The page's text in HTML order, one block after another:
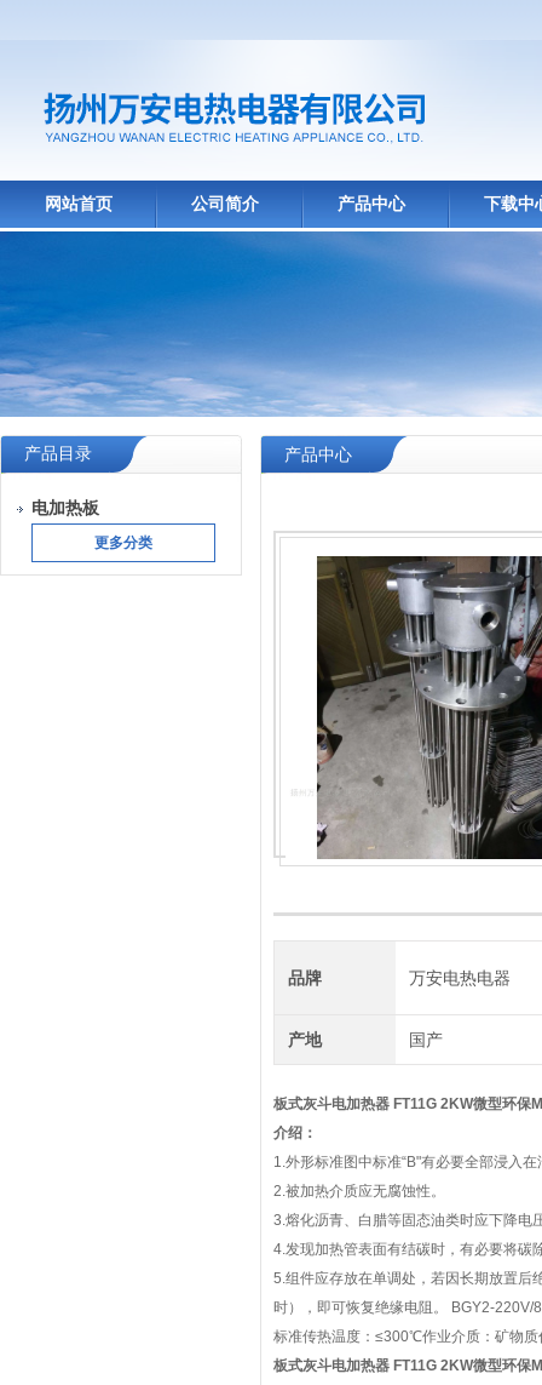
网站首页 公司简介 产品中心 下载中
产品目录
电加热板
更多分类
产品中心
品牌 万安电热电器
产地 国产
板式灰斗电加热器 FT11G 2KW微型环保
介绍：
1.外形标准图中标准“B"有必要全部浸入
2.被加热介质应无腐蚀性。
3.熔化沥青、白腊等固态油类时应下降电
4.发现加热管表面有结碳时，有必要将碳
5.组件应存放在单调处，若因长期放置
时），即可恢复绝缘电阻。 BGY2-
标准传热温度：≤300℃作业介质：矿物
板式灰斗电加热器 FT11G 2KW微型环保